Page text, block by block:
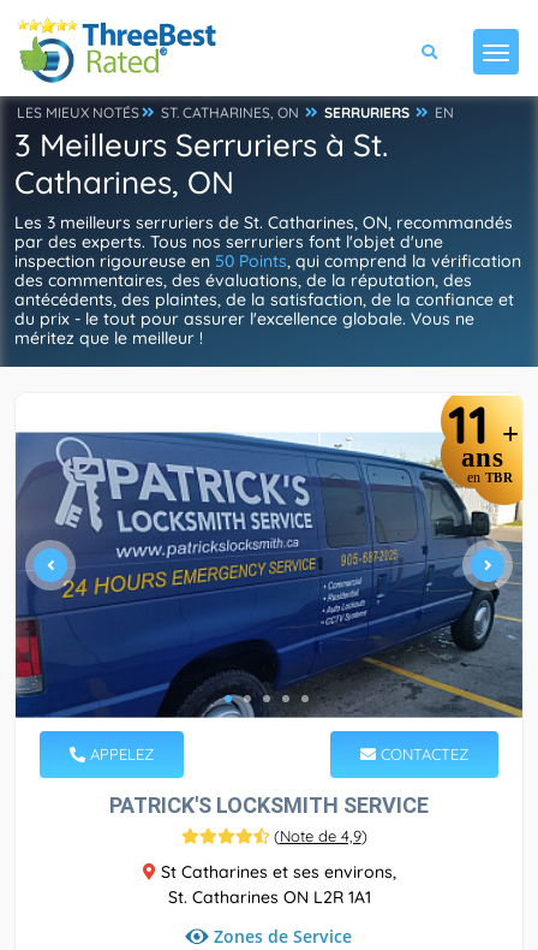
LES MIEUX NOTÉS ST. CATHARINES, ON SERRURIERS EN
3 Meilleurs Serruriers à St.
Catharines, ON
Les 3 meilleurs serruriers de St. Catharines, ON, recommandés
par des experts. Tous nos serruriers font l'objet d'une
inspection rigoureuse en 50 Points, qui comprend la vérification
des commentaires, des évaluations, de la réputation, des
antécédents, des plaintes, de la satisfaction, de la confiance et
du prix - le tout pour assurer l'excellence globale. Vous ne
méritez que le meilleur !
11 +
ans
en TBR
APPELEZ CONTACTEZ
PATRICK'S LOCKSMITH SERVICE
(Note de 4,9)
St Catharines et ses environs,
St. Catharines ON L2R 1A1
Zones de Service